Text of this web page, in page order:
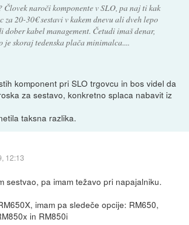
Človek naroči komponente v SLO, pa naj ti kak
za 20-30€ sestavi v kakem dnevu ali dveh lepo
dober kabel management. Četudi imaš denar,
je skoraj tedenska plača minimalca....
komponent pri SLO trgovcu in bos videl da
za sestavo, konkretno splaca nabavit iz
taksna razlika.
12:13
sestvao, pa imam težavo pri napajalniku.
imam pa sledeče opcije: RM650,
in RM850i